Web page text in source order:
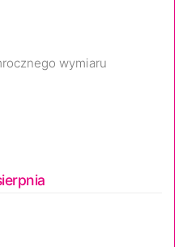
wymiaru